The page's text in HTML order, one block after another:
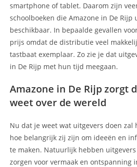
smartphone of tablet. Daarom zijn
schoolboeken die Amazone in De Rijp
beschikbaar. In bepaalde gevallen
prijs omdat de distributie veel
tastbaat exemplaar. Zo zie je dat
in De Rijp met hun tijd meegaan.
Amazone in De Rijp zorgt
weet over de wereld
Nu dat je weet wat uitgevers doen
hoe belangrijk zij zijn om ideeën en
te maken. Natuurlijk hebben
zorgen voor vermaak en ontspanning